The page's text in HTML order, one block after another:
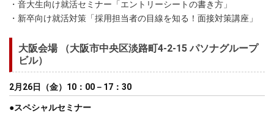
・音大生向け就活セミナー「エントリーシートの書き方」
・新卒向け就活対策「採用担当者の目線を知る！面接対策講座」
大阪会場 （大阪市中央区淡路町4-2-15 パソナグループ
ビル）
2月26日（金）10：00－17：30
●スペシャルセミナー